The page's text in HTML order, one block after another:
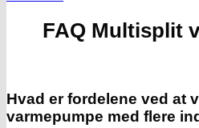
FAQ Multisplit
Hvad er fordelene ved at
varmepumpe med flere